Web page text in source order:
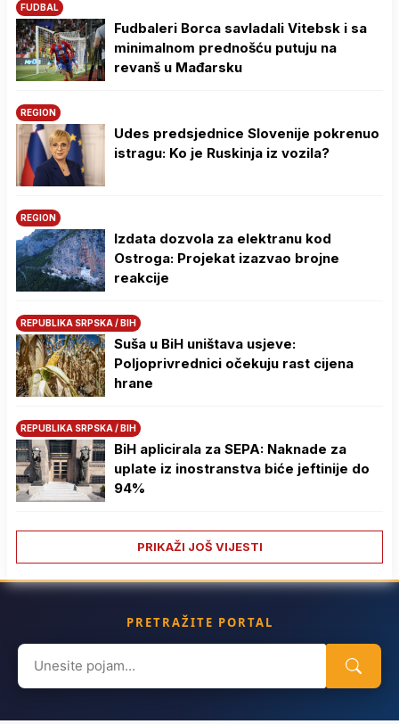
FUDBAL
Fudbaleri Borca savladali Vitebsk i sa
minimalnom prednošću putuju na
revanš u Mađarsku
REGION
Udes predsjednice Slovenije pokrenuo
istragu: Ko je Ruskinja iz vozila?
REGION
Izdata dozvola za elektranu kod
Ostroga: Projekat izazvao brojne
reakcije
REPUBLIKA SRPSKA / BIH
Suša u BiH uništava usjeve:
Poljoprivrednici očekuju rast cijena
hrane
REPUBLIKA SRPSKA / BIH
BiH aplicirala za SEPA: Naknade za
uplate iz inostranstva biće jeftinije do
94%
PRIKAŽI JOŠ VIJESTI
PRETRAŽITE PORTAL
Search
for: